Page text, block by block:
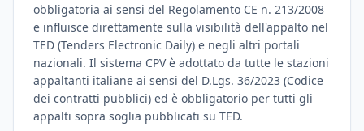
obbligatoria ai sensi del Regolamento CE n. 213/2008
e influisce direttamente sulla visibilità dell'appalto nel
TED (Tenders Electronic Daily) e negli altri portali
nazionali. Il sistema CPV è adottato da tutte le stazioni
appaltanti italiane ai sensi del D.Lgs. 36/2023 (Codice
dei contratti pubblici) ed è obbligatorio per tutti gli
appalti sopra soglia pubblicati su TED.